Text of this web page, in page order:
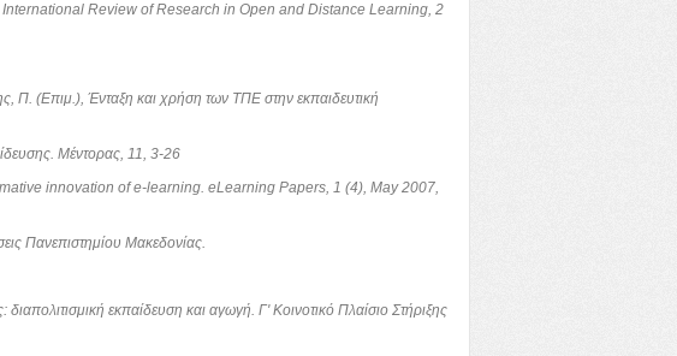
Review of Research in Open and Distance Learning, 2
Π. (Επιμ.), Ένταξη και χρήση των ΤΠΕ στην εκπαιδευτική
Μέντορας, 11, 3-26
innovation of e-learning. eLearning Papers, 1 (4), May 2007,
Πανεπιστημίου Μακεδονίας.
εκπαίδευση και αγωγή. Γ' Κοινοτικό Πλαίσιο Στήριξης